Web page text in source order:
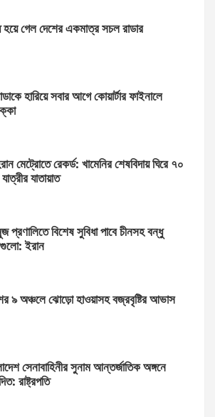
গেল দেশের একমাত্র সচল রাডার
হারিয়ে সবার আগে কোয়ার্টার ফাইনালে
মেট্রোতে রেকর্ড: খামেনির শেষবিদায় ঘিরে ৭০
যাতায়াত
প্রণালিতে বিশেষ সুবিধা পাবে চীনসহ বন্ধু
ইরান
৯ অঞ্চলে ঝোড়ো হাওয়াসহ বজ্রবৃষ্টির আভাস
সেনাবাহিনীর সুনাম আন্তর্জাতিক অঙ্গনে
রাষ্ট্রপতি